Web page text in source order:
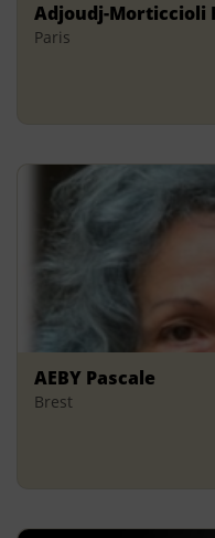
Adjoudj-Morticcioli
Paris
AEBY Pascale
Brest